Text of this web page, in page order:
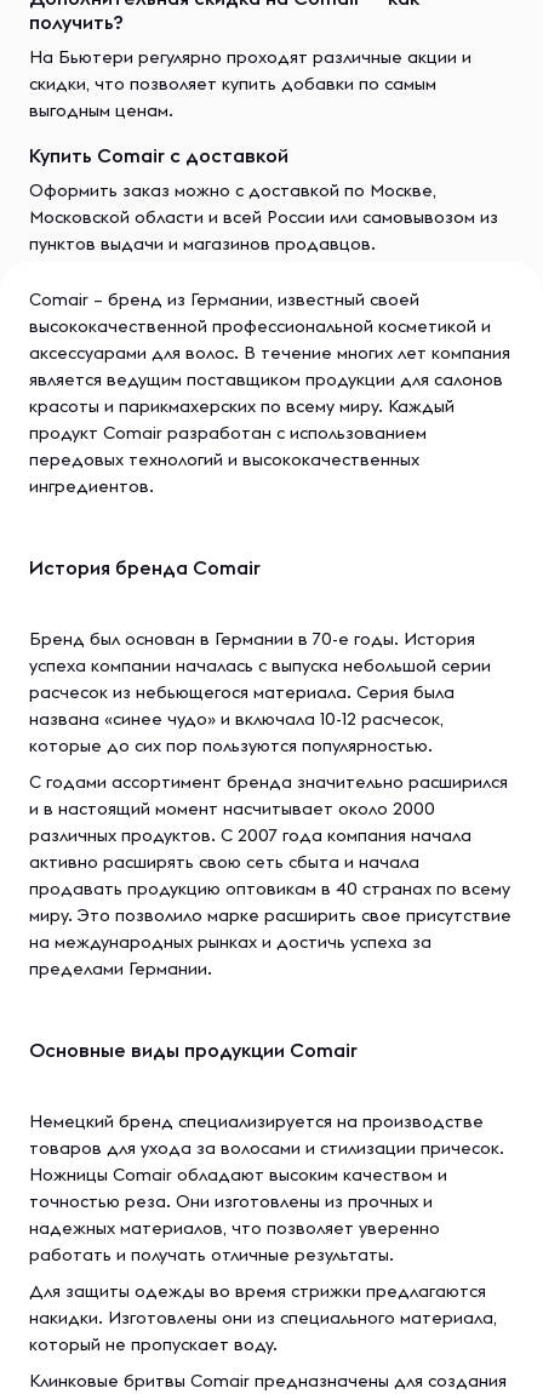
получить?
На Бьютери регулярно проходят различные акции и
скидки, что позволяет купить добавки по самым
выгодным ценам.
Купить Comair с доставкой
Оформить заказ можно с доставкой по Москве,
Московской области и всей России или самовывозом из
пунктов выдачи и магазинов продавцов.
Comair – бренд из Германии, известный своей
высококачественной профессиональной косметикой и
аксессуарами для волос. В течение многих лет компания
является ведущим поставщиком продукции для салонов
красоты и парикмахерских по всему миру. Каждый
продукт Comair разработан с использованием
передовых технологий и высококачественных
ингредиентов.
История бренда Comair
Бренд был основан в Германии в 70-е годы. История
успеха компании началась с выпуска небольшой серии
расчесок из небьющегося материала. Серия была
названа «синее чудо» и включала 10-12 расчесок,
которые до сих пор пользуются популярностью.
С годами ассортимент бренда значительно расширился
и в настоящий момент насчитывает около 2000
различных продуктов. С 2007 года компания начала
активно расширять свою сеть сбыта и начала
продавать продукцию оптовикам в 40 странах по всему
миру. Это позволило марке расширить свое присутствие
на международных рынках и достичь успеха за
пределами Германии.
Основные виды продукции Comair
Немецкий бренд специализируется на производстве
товаров для ухода за волосами и стилизации причесок.
Ножницы Comair обладают высоким качеством и
точностью реза. Они изготовлены из прочных и
надежных материалов, что позволяет уверенно
работать и получать отличные результаты.
Для защиты одежды во время стрижки предлагаются
накидки. Изготовлены они из специального материала,
который не пропускает воду.
Клинковые бритвы Comair предназначены для создания